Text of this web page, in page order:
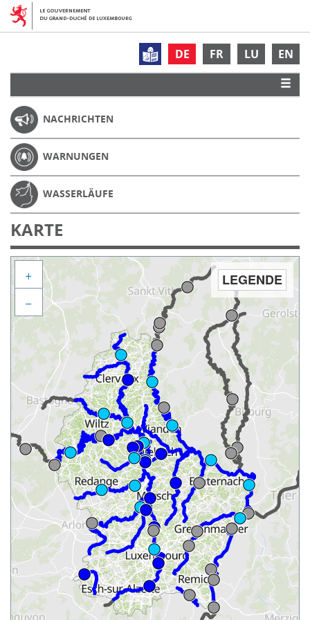
DE FR LU EN
NACHRICHTEN
WARNUNGEN
WASSERLÄUFE
KARTE
LEGENDE
+
−